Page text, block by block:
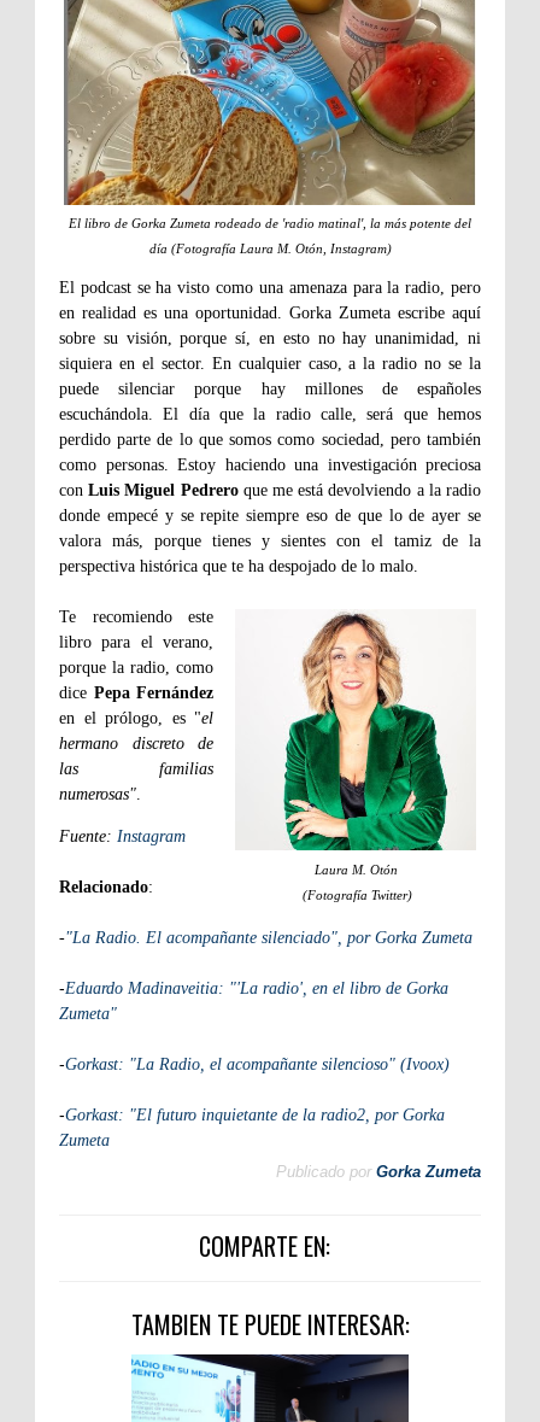
El libro de Gorka Zumeta rodeado de 'radio matinal', la más potente del
día (Fotografía Laura M. Otón, Instagram)
El podcast se ha visto como una amenaza para la radio, pero
en realidad es una oportunidad. Gorka Zumeta escribe aquí
sobre su visión, porque sí, en esto no hay unanimidad, ni
siquiera en el sector. En cualquier caso, a la radio no se la
puede silenciar porque hay millones de españoles
escuchándola. El día que la radio calle, será que hemos
perdido parte de lo que somos como sociedad, pero también
como personas. Estoy haciendo una investigación preciosa
conLuis Miguel Pedreroque me está devolviendo a la radio
donde empecé y se repite siempre eso de que lo de ayer se
valora más, porque tienes y sientes con el tamiz de la
perspectiva histórica que te ha despojado de lo malo.
Laura M. Otón
(Fotografía Twitter)
Te recomiendo este
libro para el verano,
porque la radio, como
dice Pepa Fernández
en el prólogo, es "el
hermano discreto de
las familias
numerosas".
Fuente: Instagram
Relacionado:
-"La Radio. El acompañante silenciado", por Gorka Zumeta
-Eduardo Madinaveitia: "'La radio', en el libro de Gorka
Zumeta"
-Gorkast: "La Radio, el acompañante silencioso" (Ivoox)
-Gorkast: "El futuro inquietante de la radio2, por Gorka
Zumeta
Publicado por Gorka Zumeta
COMPARTE EN:
TAMBIEN TE PUEDE INTERESAR: